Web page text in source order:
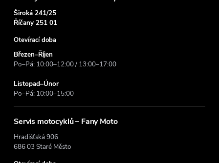
Široká 241/25
Říčany 251 01
Otevírací doba
Březen–Říjen
Po–Pá: 10:00–12:00 / 13:00–17:00
Listopad–Únor
Po–Pá: 10:00–15:00
Servis motocyklů – Fany Moto
Hradišťská 906
686 03 Staré Město